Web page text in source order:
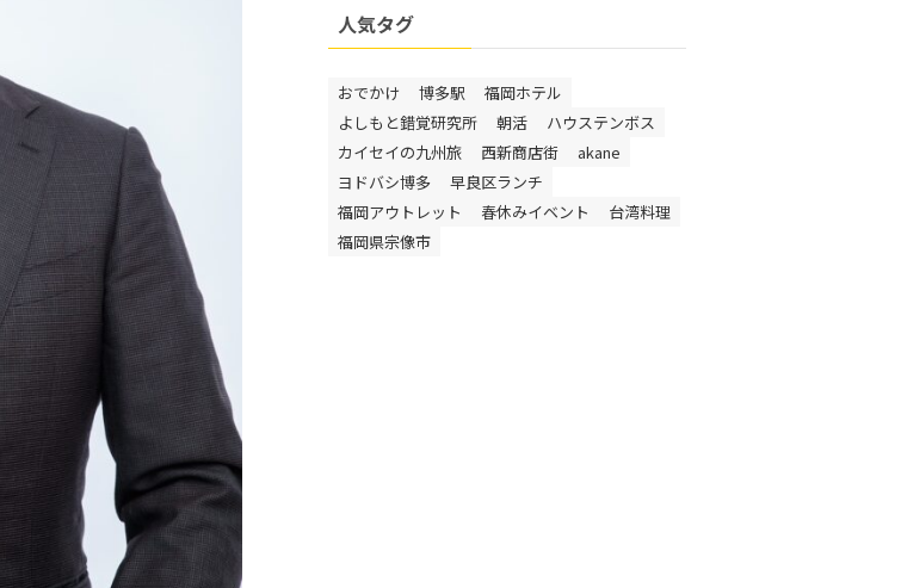
人気タグ
おでかけ 博多駅
福岡ホテル
よしもと錯覚研究所
朝活
ハウステンボス
カイセイの九州旅
西新商店街
akane
ヨドバシ博多
早良区ランチ
福岡アウトレット
春休みイベント
台湾料理
福岡県宗像市